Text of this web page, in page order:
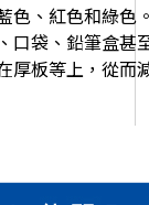
色、紅色和綠色
口袋、鉛筆盒甚
厚板等上，從而